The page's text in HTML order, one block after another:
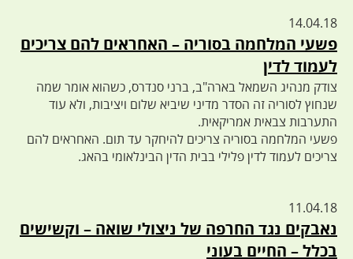
14.04.18
פשעי המלחמה בסוריה – האחראים להם צריכים
לעמוד לדין
צודק מנהיג השמאל בארה"ב, ברני סנדרס, כשהוא אומר שמה
שנחוץ לסוריה זה הסדר מדיני שיביא שלום ויציבות, ולא עוד
התערבות צבאית אמריקאית.
פשעי המלחמה בסוריה צריכים להיחקר עד תום. האחראים להם
צריכים לעמוד לדין פלילי בבית הדין הבינלאומי בהאג.
11.04.18
נאבקים נגד החרפה של ניצולי שואה – וקשישים
בכלל – החיים בעוני